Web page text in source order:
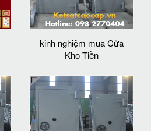
kinh nghiệm mua Cửa
Kho Tiền